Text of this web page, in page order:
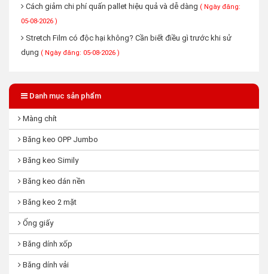
Cách giảm chi phí quấn pallet hiệu quả và dễ dàng ( Ngày đăng:
05-08-2026 )
Stretch Film có độc hại không? Cần biết điều gì trước khi sử
dụng ( Ngày đăng: 05-08-2026 )
Danh mục sản phẩm
Màng chít
Băng keo OPP Jumbo
Băng keo Simily
Băng keo dán nền
Băng keo 2 mặt
Ống giấy
Băng dính xốp
Băng dính vải